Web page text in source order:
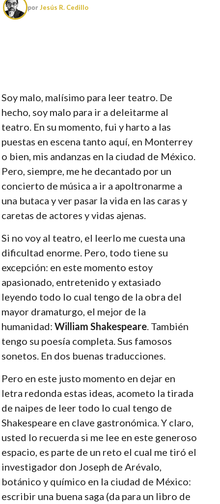
porJesús R. Cedillo
Soy malo, malísimo para leer teatro. De
hecho, soy malo para ir a deleitarme al
teatro. En su momento, fui y harto a las
puestas en escena tanto aquí, en Monterrey
o bien, mis andanzas en la ciudad de México.
Pero, siempre, me he decantado por un
concierto de música a ir a apoltronarme a
una butaca y ver pasar la vida en las caras y
caretas de actores y vidas ajenas.
Si no voy al teatro, el leerlo me cuesta una
dificultad enorme. Pero, todo tiene su
excepción: en este momento estoy
apasionado, entretenido y extasiado
leyendo todo lo cual tengo de la obra del
mayor dramaturgo, el mejor de la
humanidad: William Shakespeare. También
tengo su poesía completa. Sus famosos
sonetos. En dos buenas traducciones.
Pero en este justo momento en dejar en
letra redonda estas ideas, acometo la tirada
de naipes de leer todo lo cual tengo de
Shakespeare en clave gastronómica. Y claro,
usted lo recuerda si me lee en este generoso
espacio, es parte de un reto el cual me tiró el
investigador don Joseph de Arévalo,
botánico y químico en la ciudad de México:
escribir una buena saga (da para un libro de